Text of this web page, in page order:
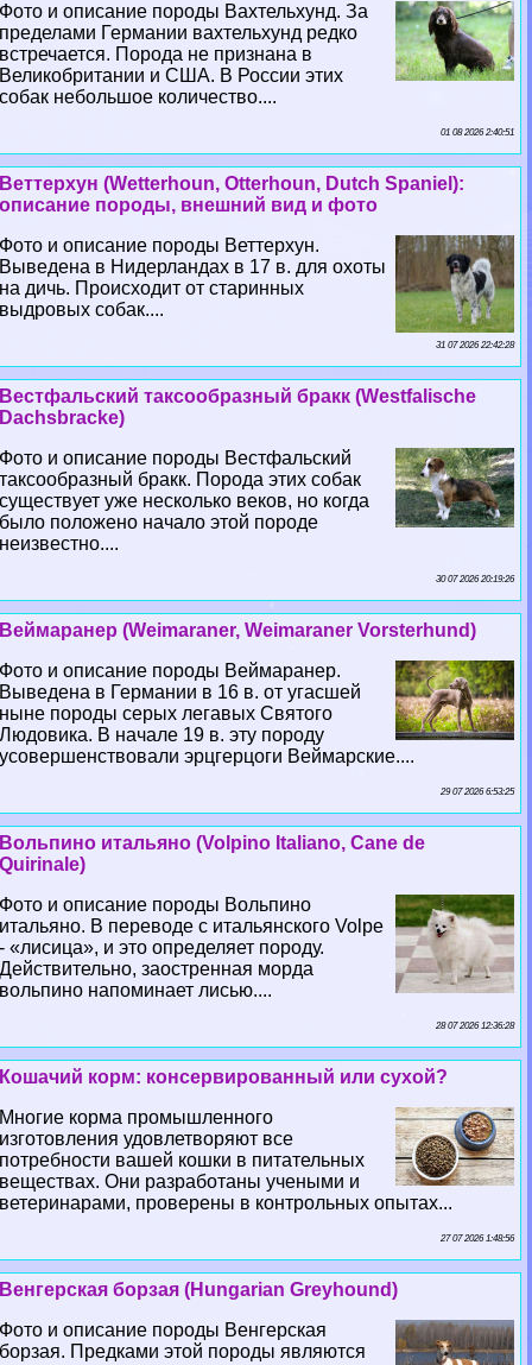
Фото и описание породы Вахтельхунд. За
пределами Германии вахтельхунд редко
встречается. Порода не признана в
Великобритании и США. В России этих
собак небольшое количество....
01 08 2026 2:40:51
Веттерхун (Wetterhoun, Otterhoun, Dutch Spaniel):
описание породы, внешний вид и фото
Фото и описание породы Веттерхун.
Выведена в Нидерландах в 17 в. для охоты
на дичь. Происходит от старинных
выдровых собак....
31 07 2026 22:42:28
Вестфальский таксообразный бpaкк (Westfalische
Dachsbracke)
Фото и описание породы Вестфальский
таксообразный бpaкк. Порода этих собак
существует уже несколько веков, но когда
было положено начало этой породе
неизвестно....
30 07 2026 20:19:26
Веймаранер (Weimaraner, Weimaraner Vorsterhund)
Фото и описание породы Веймаранер.
Выведена в Германии в 16 в. от угасшей
ныне породы серых легавых Святого
Людовика. В начале 19 в. эту породу
усовершенствовали эрцгерцоги Веймарские....
29 07 2026 6:53:25
Вольпино итальяно (Volpino Italiano, Cane de
Quirinale)
Фото и описание породы Вольпино
итальяно. В переводе с итальянского Volpe
- «лисица», и это определяет породу.
Действительно, заостренная морда
вольпино напоминает лисью....
28 07 2026 12:36:28
Кошачий корм: консервированный или сухой?
Многие корма промышленного
изготовления удовлетворяют все
потребности вашей кошки в питательных
веществах. Они разработаны учеными и
ветеринарами, проверены в контрольных опытах...
27 07 2026 1:48:56
Венгерская борзая (Hungarian Greyhound)
Фото и описание породы Венгерская
борзая. Предками этой породы являются